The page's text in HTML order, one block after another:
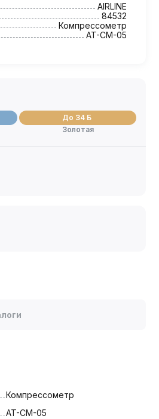
AIRLINE
84532
Компрессометр
AT-CM-05
До 34 Б
Золотая
Компрессометр
AT-CM-05